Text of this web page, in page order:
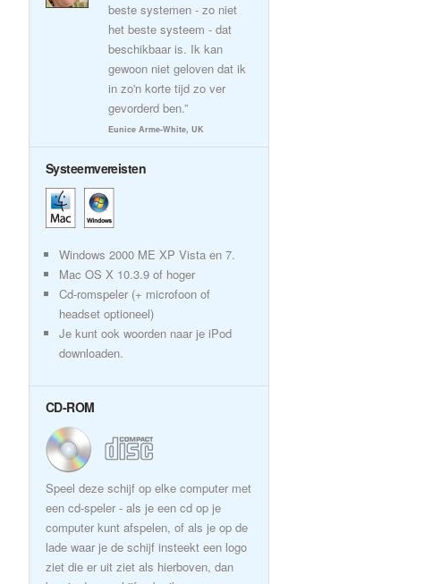
beste systemen - zo niet
het beste systeem - dat
beschikbaar is. Ik kan
gewoon niet geloven dat ik
in zo'n korte tijd zo ver
gevorderd ben.”
Eunice Arme-White, UK
Systeemvereisten
Windows 2000 ME XP Vista en 7.
Mac OS X 10.3.9 of hoger
Cd-romspeler (+ microfoon of
headset optioneel)
Je kunt ook woorden naar je iPod
downloaden.
CD-ROM
Speel deze schijf op elke computer met
een cd-speler - als je een cd op je
computer kunt afspelen, of als je op de
lade waar je de schijf insteekt een logo
ziet die er uit ziet als hierboven, dan